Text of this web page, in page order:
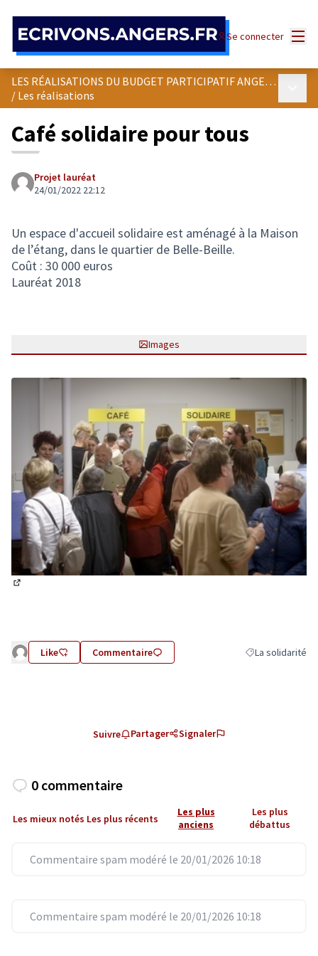
Se connecter
LES RÉALISATIONS DU BUDGET PARTICIPATIF ANGEVIN
/ Les réalisations
Café solidaire pour tous
Projet lauréat
24/01/2022 22:12
Un espace d'accueil solidaire est aménagé à la Maison
de l’étang, dans le quartier de Belle-Beille.
Coût : 30 000 euros
Lauréat 2018
Images
Like Commentaire Filtrer les
La solidarité
Suivre Partager Signaler
0 commentaire
Les mieux notés Les plus récents
Les plus
anciens
Les plus
débattus
Commentaire spam modéré le 20/01/2026 10:18
Commentaire spam modéré le 20/01/2026 10:18